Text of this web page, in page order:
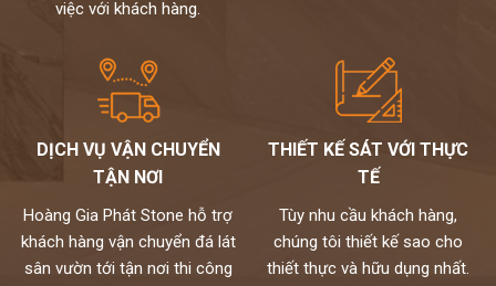
việc với khách hàng.
DỊCH VỤ VẬN CHUYỂN
TẬN NƠI
Hoàng Gia Phát Stone hỗ trợ
khách hàng vận chuyển đá lát
sân vườn tới tận nơi thi công
THIẾT KẾ SÁT VỚI THỰC
TẾ
Tùy nhu cầu khách hàng,
chúng tôi thiết kế sao cho
thiết thực và hữu dụng nhất.